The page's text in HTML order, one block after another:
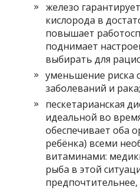
железо
кислорода в
повышает
поднимает
выбирать для
уменьшение риска
заболеваний и рака;
пескетарианская
идеальной во
обеспечивает оба
ребёнка) всеми
витаминами:
рыба в этой